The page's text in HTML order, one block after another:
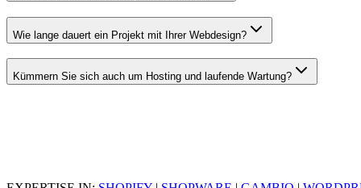
Wie lange dauert ein Projekt mit Ihrer Webdesign?
Kümmern Sie sich auch um Hosting und laufende Wartung?